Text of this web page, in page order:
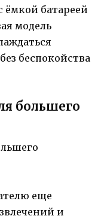
ёмкой батареей
модель
беспокойства
большего
еще
и